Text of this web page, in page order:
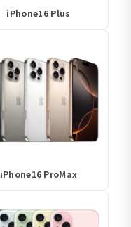
iPhone16 Plus
iPhone16 ProMax